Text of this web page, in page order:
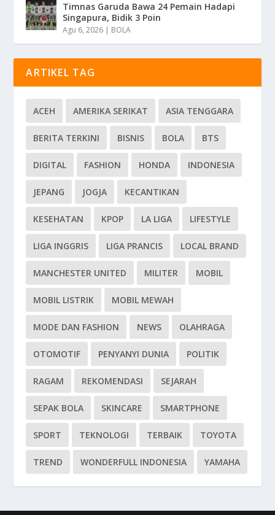
Timnas Garuda Bawa 24 Pemain Hadapi
Singapura, Bidik 3 Poin
Agu 6, 2026 | BOLA
ARTIKEL TAG
ACEH AMERIKA SERIKAT ASIA TENGGARA
BERITA TERKINI BISNIS BOLA BTS
DIGITAL FASHION HONDA INDONESIA
JEPANG JOGJA KECANTIKAN
KESEHATAN KPOP LA LIGA LIFESTYLE
LIGA INGGRIS LIGA PRANCIS LOCAL BRAND
MANCHESTER UNITED MILITER MOBIL
MOBIL LISTRIK MOBIL MEWAH
MODE DAN FASHION NEWS OLAHRAGA
OTOMOTIF PENYANYI DUNIA POLITIK
RAGAM REKOMENDASI SEJARAH
SEPAK BOLA SKINCARE SMARTPHONE
SPORT TEKNOLOGI TERBAIK TOYOTA
TREND WONDERFULL INDONESIA YAMAHA